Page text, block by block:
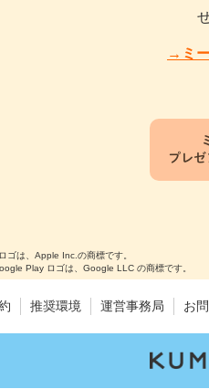
→ミ
プレ
は、Apple Inc.の商標です。
Play ロゴは、Google LLC の商標です。
推奨環境 運営事務局 お